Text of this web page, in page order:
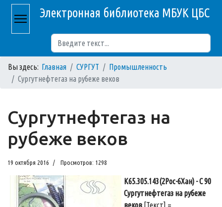
Электронная библиотека МБУК ЦБС
Вы здесь: Главная СУРГУТ
Промышленность
Сургутнефтегаз на рубеже веков
Сургутнефтегаз на
рубеже веков
19 октября 2016 Просмотров: 1298
К65.305.143(2Рос-6Хан) - С 90
Сургутнефтегаз на рубеже
веков [Текст] =